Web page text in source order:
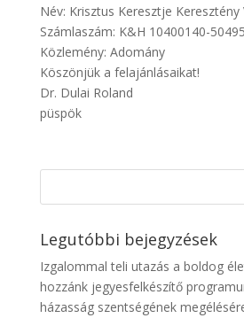
Név: Krisztus Keresztje Keresztény
Számlaszám: K&H 10400140-
Közlemény: Adomány
Köszönjük a felajánlásaikat!
Dr. Dulai Roland
püspök
Legutóbbi bejegyzések
Izgalommal teli utazás a boldog
hozzánk jegyesfelkészítő
házasság szentségének